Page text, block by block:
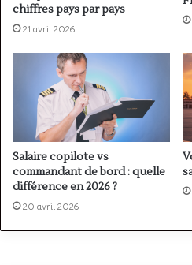
chiffres pays par pays
21 avril 2026
Salaire copilote vs
commandant de bord : quelle
différence en 2026 ?
20 avril 2026